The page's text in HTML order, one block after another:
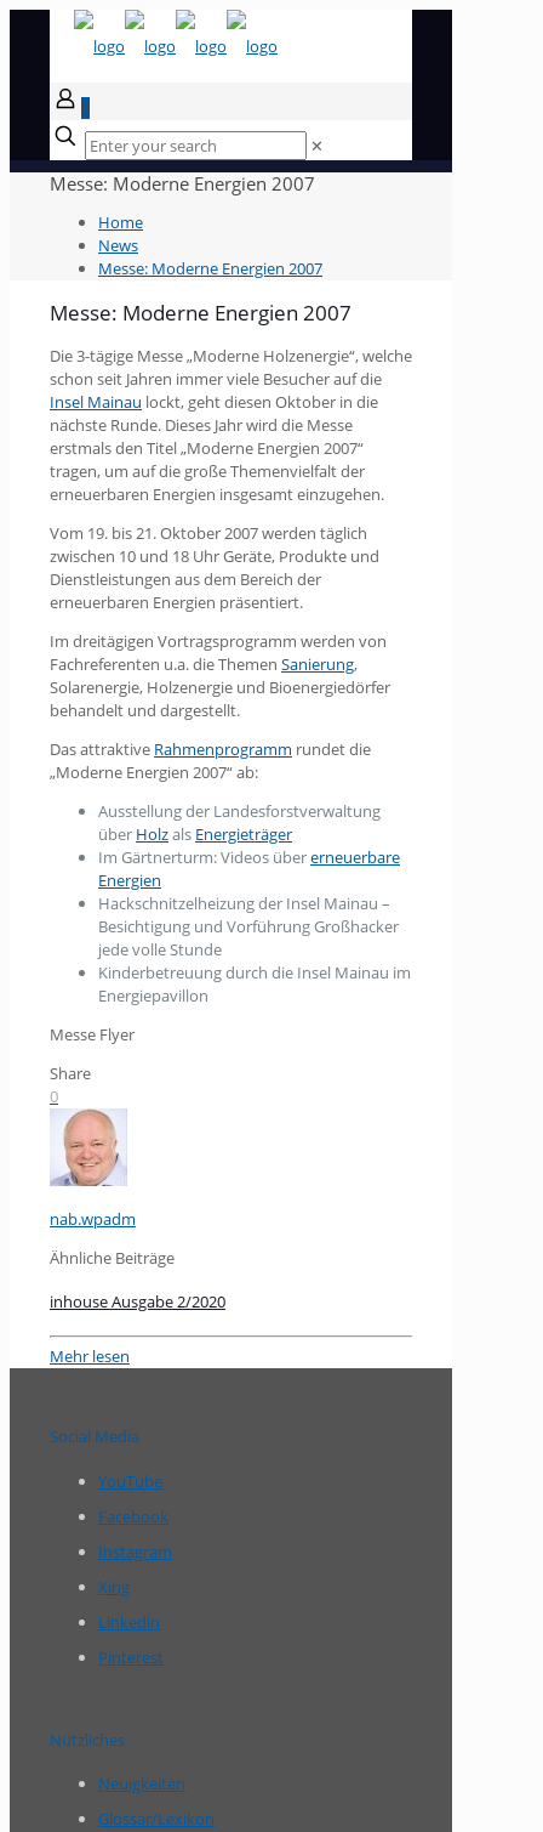
0
✕
Messe: Moderne Energien 2007
Home
News
Messe: Moderne Energien 2007
Messe: Moderne Energien 2007
Die 3-tägige Messe „Moderne Holzenergie“, welche
schon seit Jahren immer viele Besucher auf die
Insel Mainau lockt, geht diesen Oktober in die
nächste Runde. Dieses Jahr wird die Messe
erstmals den Titel „Moderne Energien 2007“
tragen, um auf die große Themenvielfalt der
erneuerbaren Energien insgesamt einzugehen.
Vom 19. bis 21. Oktober 2007 werden täglich
zwischen 10 und 18 Uhr Geräte, Produkte und
Dienstleistungen aus dem Bereich der
erneuerbaren Energien präsentiert.
Im dreitägigen Vortragsprogramm werden von
Fachreferenten u.a. die Themen Sanierung,
Solarenergie, Holzenergie und Bioenergiedörfer
behandelt und dargestellt.
Das attraktive Rahmenprogramm rundet die
„Moderne Energien 2007“ ab:
Ausstellung der Landesforstverwaltung
über Holzals Energieträger
Im Gärtnerturm: Videos übererneuerbare
Energien
Hackschnitzelheizung der Insel Mainau –
Besichtigung und Vorführung Großhacker
jede volle Stunde
Kinderbetreuung durch die Insel Mainau im
Energiepavillon
Messe Flyer
Share
0
nab.wpadm
Ähnliche Beiträge
inhouse Ausgabe 2/2020
Mehr lesen
Social Media
YouTube
Facebook
Instagram
Xing
Linkedin
Pinterest
Nützliches
Neuigkeiten
Glossar/Lexikon